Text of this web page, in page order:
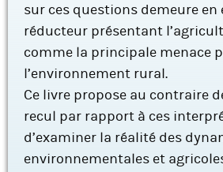
sur ces questions demeure
réducteur présentant
comme la principale menace
l’environnement rural.
Ce livre propose au contraire
recul par rapport à ces
d’examiner la réalité des
environnementales et